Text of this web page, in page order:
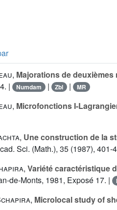
, Majorations de
|
Numdam | Zbl | MR
, Microfonctions I-
, Une construction de la
Sci. (Math.), 35 (1987), 401-
, Variété caractéristique
de-Monts, 1981, Exposé 17. |
, Microlocal study of